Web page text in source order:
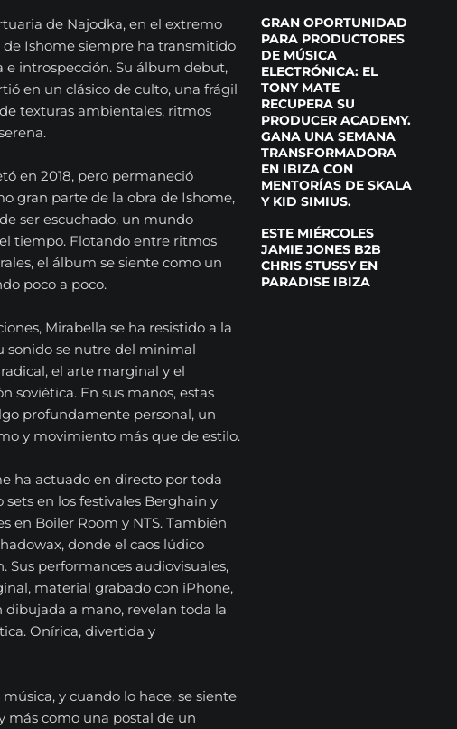
de Najodka, en el extremo
Ishome siempre ha transmitido
e introspección. Su álbum debut,
en un clásico de culto, una frágil
texturas ambientales, ritmos
en 2018, pero permaneció
gran parte de la obra de Ishome,
ser escuchado, un mundo
tiempo. Flotando entre ritmos
el álbum se siente como un
poco a poco.
Mirabella se ha resistido a la
sonido se nutre del minimal
el arte marginal y el
soviética. En sus manos, estas
profundamente personal, un
y movimiento más que de estilo.
ha actuado en directo por toda
sets en los festivales Berghain y
en Boiler Room y NTS. También
donde el caos lúdico
Sus performances audiovisuales,
material grabado con iPhone,
a mano, revelan toda la
Onírica, divertida y
y cuando lo hace, se siente
más como una postal de un
GRAN OPORTUNIDAD
PARA PRODUCTORES
DE MÚSICA
ELECTRÓNICA: EL
TONY MATE
RECUPERA SU
PRODUCER ACADEMY.
GANA UNA SEMANA
TRANSFORMADORA
EN IBIZA CON
MENTORÍAS DE SKALA
Y KID SIMIUS.
ESTE MIÉRCOLES
JAMIE JONES B2B
CHRIS STUSSY EN
PARADISE IBIZA